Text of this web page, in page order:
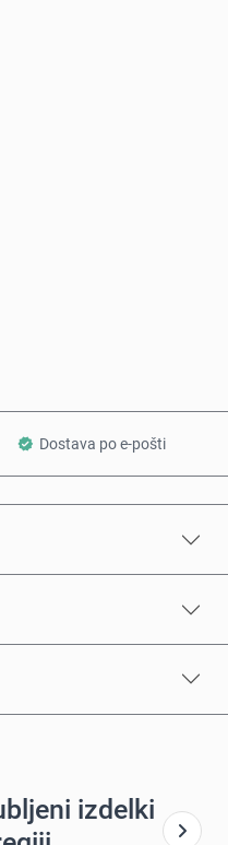
Dostava po e-pošti
izdelki